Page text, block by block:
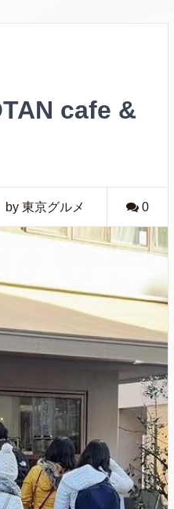
cafe &
by 東京グルメ 0